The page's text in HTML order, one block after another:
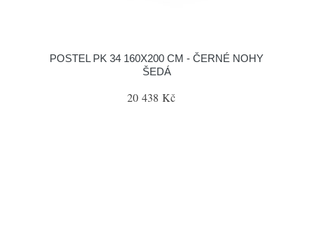
POSTEL PK 34 160X200 CM - ČERNÉ NOHY
ŠEDÁ
20 438 Kč